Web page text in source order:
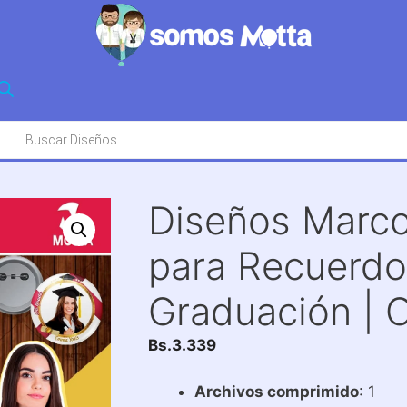
Diseños
para
Graduación |
Bs.3.339
Archivos comprimido: 1